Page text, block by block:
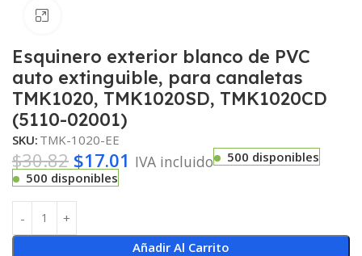
Esquinero exterior blanco de PVC
auto extinguible, para canaletas
TMK1020, TMK1020SD, TMK1020CD
(5110-02001)
SKU: TMK-1020-EE
$30.82 $17.01 IVA incluido
500 disponibles
500 disponibles
Añadir Al Carrito